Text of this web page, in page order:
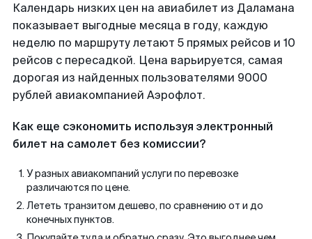
Календарь низких цен на авиабилет из Даламана
показывает выгодные месяца в году, каждую
неделю по маршруту летают 5 прямых рейсов и 10
рейсов с пересадкой. Цена варьируется, самая
дорогая из найденных пользователями 9000
рублей авиакомпанией Аэрофлот.
Как еще сэкономить используя электронный
билет на самолет без комиссии?
У разных авиакомпаний услуги по перевозке
различаются по цене.
Лететь транзитом дешево, по сравнению от и до
конечных пунктов.